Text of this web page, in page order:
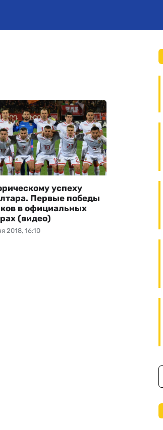
2018, 16:10
успеху
Первые победы
в официальных
(видео)